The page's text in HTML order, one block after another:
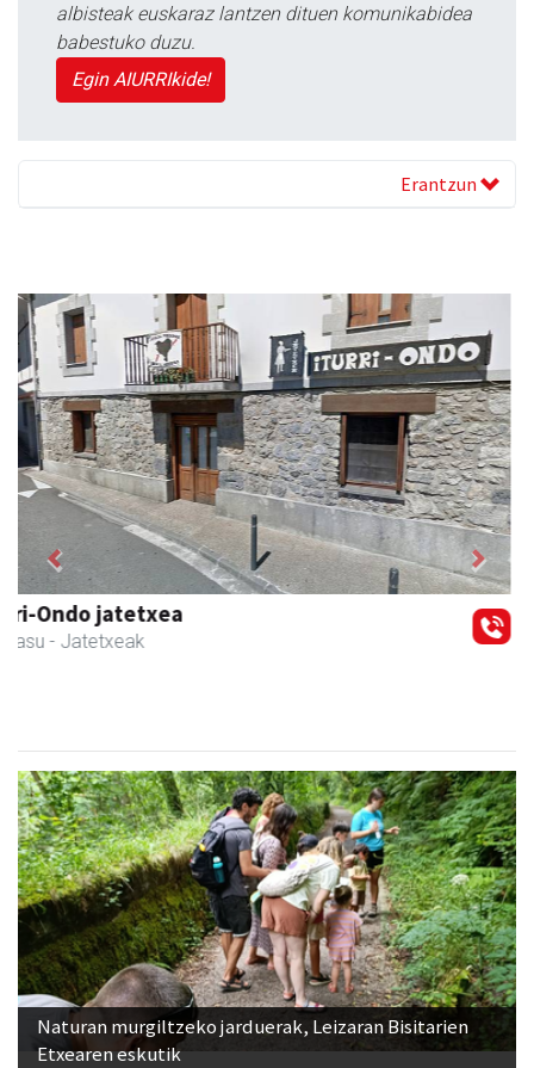
albisteak euskaraz lantzen dituen komunikabidea
babestuko duzu.
Egin AIURRIkide!
Erantzun
Arruti gozotegia
Andoain - Gozotegiak
Previous Next
Naturan murgiltzeko jarduerak, Leizaran Bisitarien
Etxearen eskutik